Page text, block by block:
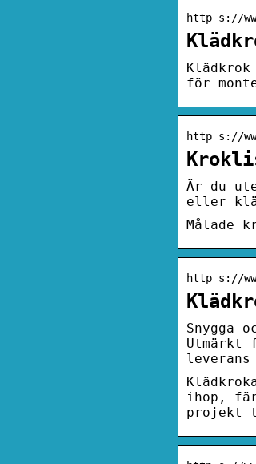
http s://
för
http s://
Är du
eller
Målade
http s://
Snygga
Utmärkt
leverans
ihop,
projekt